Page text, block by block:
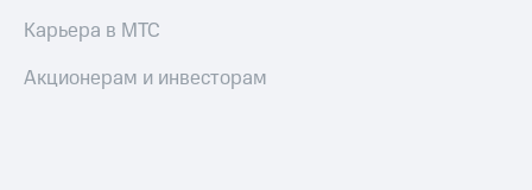
Карьера в МТС
Акционерам и инвесторам